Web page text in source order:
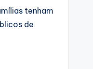
tenham
de